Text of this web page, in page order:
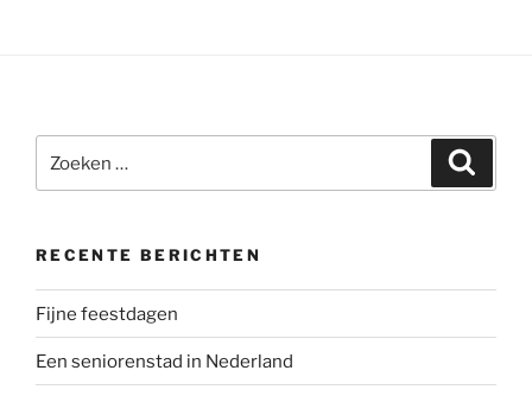
naar:
RECENTE BERICHTEN
Fijne feestdagen
Een seniorenstad in Nederland